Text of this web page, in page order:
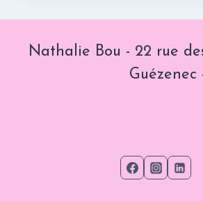
SON
PROJET
Nathalie Bou - 22 rue